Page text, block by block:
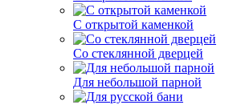
С открытой каменкой
Со стеклянной дверцей
Для небольшой парной